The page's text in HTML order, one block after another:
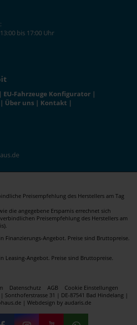
bis 17:00 Uhr
| EU-Fahrzeuge Konfigurator |
| Über uns | Kontakt |
Preisempfehlung des Herstellers am Tag
die angegebene Ersparnis errechnet sich
Preisempfehlung des Herstellers am
Finanzierungs-Angebot. Preise sind Bruttopreise.
Leasing-Angebot. Preise sind Bruttopreise.
Datenschutz AGB
Cookie Einstellungen
Sonthoferstrasse 31 | DE-87541 Bad Hindelang |
| Webdesign by audaris.de